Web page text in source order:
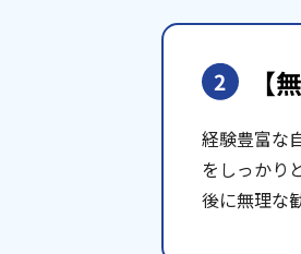
2 【
経験豊富な
をしっかり
後に無理な